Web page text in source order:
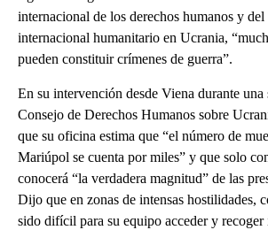
internacional de los derechos humanos y del
internacional humanitario en Ucrania,
pueden constituir crímenes de guerra”.
En su intervención desde Viena durante una
Consejo de Derechos Humanos sobre
que su oficina estima que “el número de
Mariúpol se cuenta por miles” y que solo
conocerá “la verdadera magnitud” de las
Dijo que en zonas de intensas hostilidades,
sido difícil para su equipo acceder y